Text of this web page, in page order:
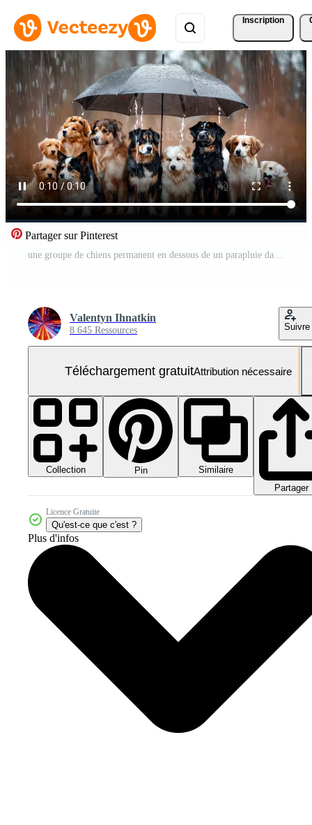
Inscription
Partager sur Pinterest
une groupe de chiens permanent en dessous de un parapluie dans le pluie Vidéo Gratuite
Valentyn Ihnatkin
8 645 Ressources Suivre
Téléchargement gratuitAttribution nécessaire
Collection Pin
Similaire
Partager
Licence Gratuite
Qu'est-ce que c'est ?
Plus d'infos